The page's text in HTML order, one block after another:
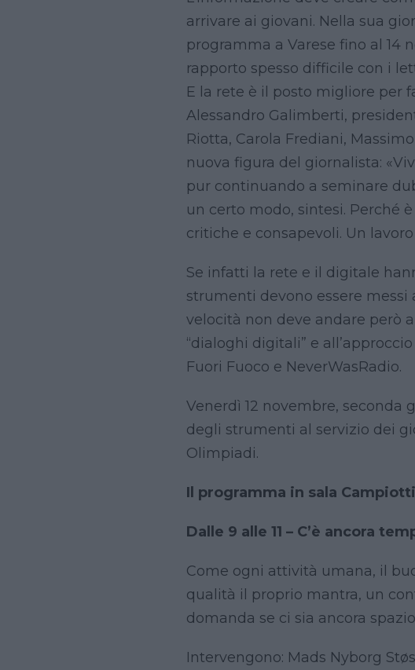
arrivare ai giovani. Nella sua
programma a Varese fino al 14
rapporto spesso difficile con i
E la rete è il posto migliore per
Alessandro Galimberti,
Riotta, Carola Frediani,
nuova figura del giornalista:
pur continuando a seminare
un certo modo, sintesi. Perché
critiche e consapevoli. Un
Se infatti la rete e il digitale
strumenti devono essere
velocità non deve andare però
“dialoghi digitali” e
Fuori Fuoco e NeverWasRadio.
Venerdì 12 novembre, seconda
degli strumenti al servizio dei
Olimpiadi.
Il programma in sala Campiotti
Dalle 9 alle 11 – C’è ancora
Come ogni attività umana, il
qualità il proprio mantra, un
domanda se ci sia ancora
Intervengono: Mads Nyborg